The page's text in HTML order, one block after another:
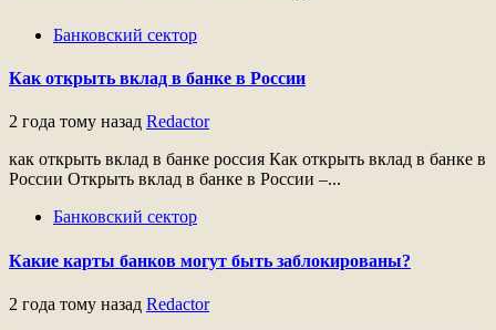
Банковский сектор
Как открыть вклад в банке в России
2 года тому назад Redactor
как открыть вклад в банке россия Как открыть вклад в банке в
России Открыть вклад в банке в России –...
Банковский сектор
Какие карты банков могут быть заблокированы?
2 года тому назад Redactor